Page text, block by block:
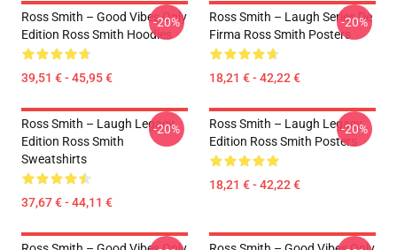
Ross Smith – Good Vibes Only
Edition Ross Smith Hoodies
39,51 € - 45,95 €
-20%
Ross Smith – Laugh Series De
Firma Ross Smith Posters
18,21 € - 42,22 €
-20%
Ross Smith – Laugh Legacy
Edition Ross Smith
Sweatshirts
37,67 € - 44,11 €
-20%
Ross Smith – Laugh Legacy
Edition Ross Smith Posters
18,21 € - 42,22 €
-20%